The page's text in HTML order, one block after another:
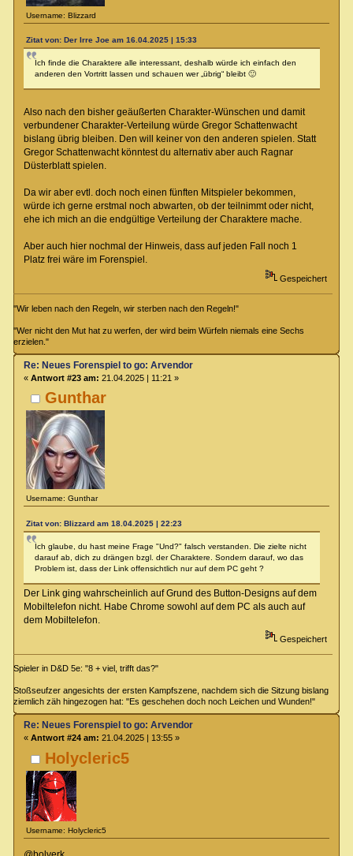
Username: Blizzard
Zitat von: Der Irre Joe am 16.04.2025 | 15:33
Ich finde die Charaktere alle interessant, deshalb würde ich einfach den
anderen den Vortritt lassen und schauen wer „übrig“ bleibt 🙂
Also nach den bisher geäußerten Charakter-Wünschen und damit
verbundener Charakter-Verteilung würde Gregor Schattenwacht
bislang übrig bleiben. Den will keiner von den anderen spielen. Statt
Gregor Schattenwacht könntest du alternativ aber auch Ragnar
Düsterblatt spielen.
Da wir aber evtl. doch noch einen fünften Mitspieler bekommen,
würde ich gerne erstmal noch abwarten, ob der teilnimmt oder nicht,
ehe ich mich an die endgültige Verteilung der Charaktere mache.
Aber auch hier nochmal der Hinweis, dass auf jeden Fall noch 1
Platz frei wäre im Forenspiel.
Gespeichert
"Wir leben nach den Regeln, wir sterben nach den Regeln!"
"Wer nicht den Mut hat zu werfen, der wird beim Würfeln niemals eine Sechs
erzielen."
Gunthar
Username: Gunthar
Re: Neues Forenspiel to go: Arvendor
« Antwort #23 am: 21.04.2025 | 11:21 »
Zitat von: Blizzard am 18.04.2025 | 22:23
Ich glaube, du hast meine Frage "Und?" falsch verstanden. Die zielte nicht
darauf ab, dich zu drängen bzgl. der Charaktere. Sondern darauf, wo das
Problem ist, dass der Link offensichtlich nur auf dem PC geht ?
Der Link ging wahrscheinlich auf Grund des Button-Designs auf dem
Mobiltelefon nicht. Habe Chrome sowohl auf dem PC als auch auf
dem Mobiltelefon.
Gespeichert
Spieler in D&D 5e: "8 + viel, trifft das?"
Stoßseufzer angesichts der ersten Kampfszene, nachdem sich die Sitzung bislang
ziemlich zäh hingezogen hat: "Es geschehen doch noch Leichen und Wunden!"
Holycleric5
Username: Holycleric5
Re: Neues Forenspiel to go: Arvendor
« Antwort #24 am: 21.04.2025 | 13:55 »